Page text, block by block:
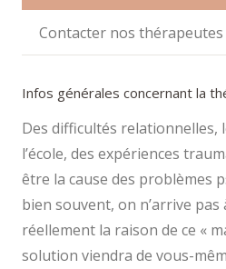
Contacter nos
Infos générales concernant la
Des difficultés relationnelles,
l’école, des expériences
être la cause des problèmes
bien souvent, on n’arrive
réellement la raison de ce «
solution viendra de vous-